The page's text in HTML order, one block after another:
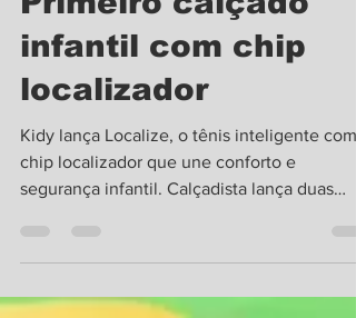
Primeiro calçado
infantil com chip
localizador
Kidy lança Localize, o tênis inteligente com
chip localizador que une conforto e
marca Kidy , referência em calçados infantis